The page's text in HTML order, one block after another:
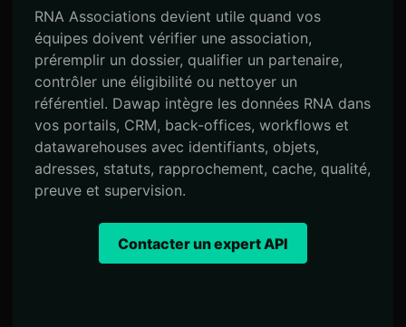
RNA Associations devient utile quand vos
équipes doivent vérifier une association,
préremplir un dossier, qualifier un partenaire,
contrôler une éligibilité ou nettoyer un
référentiel. Dawap intègre les données RNA dans
vos portails, CRM, back-offices, workflows et
datawarehouses avec identifiants, objets,
adresses, statuts, rapprochement, cache, qualité,
preuve et supervision.
Contacter un expert API